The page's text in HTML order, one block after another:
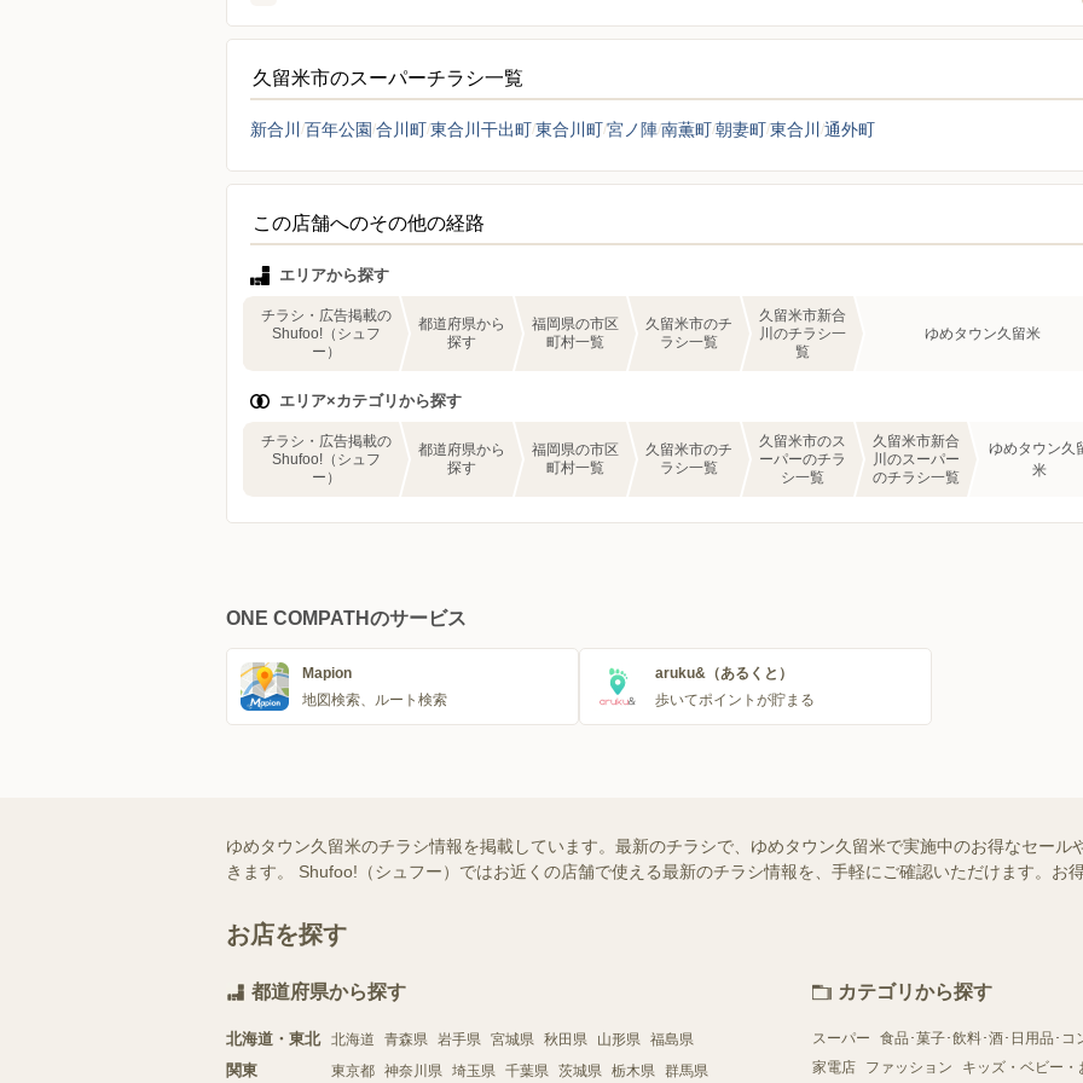
久留米市のスーパーチラシ一覧
新合川 百年公園 合川町東合川干出町東合川町宮ノ陣南薫町朝妻町東合川 通外町
この店舗へのその他の経路
エリアから探す
チラシ・広告掲載の
Shufoo!（シュフ
ー）
都道府県から
探す
福岡県の市区
町村一覧
久留米市のチ
ラシ一覧
久留米市新合
川のチラシ一
覧
ゆめタウン久留米
エリア×カテゴリから探す
チラシ・広告掲載の
Shufoo!（シュフ
ー）
都道府県から
探す
福岡県の市区
町村一覧
久留米市のチ
ラシ一覧
久留米市のス
ーパーのチラ
シ一覧
久留米市新合
川のスーパー
のチラシ一覧
ゆめタウン久
米
ONE COMPATHのサービス
Mapion
地図検索、ルート検索
aruku&（あるくと）
歩いてポイントが貯まる
ゆめタウン久留米のチラシ情報を掲載しています。最新のチラシで、ゆめタウン久留米で実施中のお得なセー
きます。 Shufoo!（シュフー）ではお近くの店舗で使える最新のチラシ情報を、手軽にご確認いただけます。お
お店を探す
都道府県から探す
北海道・東北 北海道 青森県 岩手県 宮城県 秋田県 山形県 福島県
関東 東京都 神奈川県 埼玉県 千葉県 茨城県 栃木県 群馬県
カテゴリから探す
スーパー
食品･菓子･飲料･酒･日用品･コ
家電店
ファッション キッズ・ベビー・